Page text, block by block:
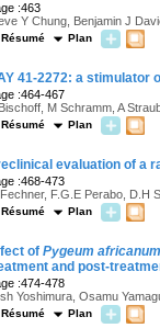
:463
Y Chung, Benjamin J
Résumé Plan
41-2272: a stimulator
:464-467
M Schramm, A
Résumé Plan
evaluation of a
:468-473
F.G.E Perabo, D.H
Résumé Plan
of Pygeum africanum
and post-
:474-478
Yoshimura, Osamu
Résumé Plan